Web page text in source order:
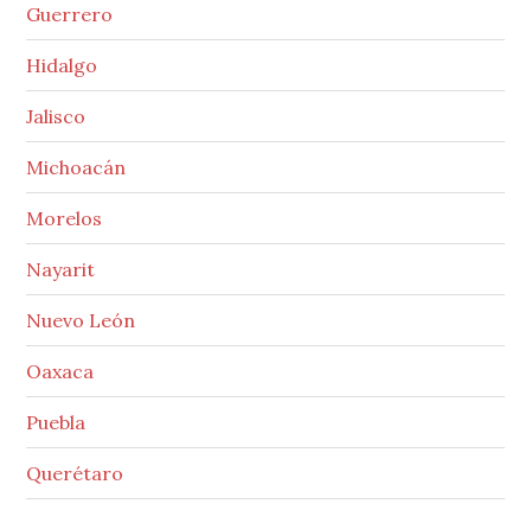
Guerrero
Hidalgo
Jalisco
Michoacán
Morelos
Nayarit
Nuevo León
Oaxaca
Puebla
Querétaro